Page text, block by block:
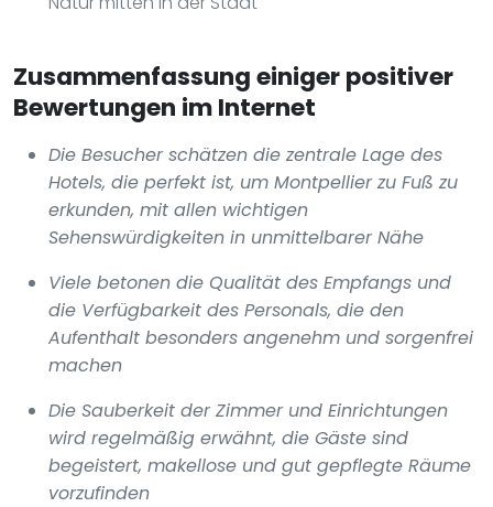
Zusammenfassung einiger positiver
Bewertungen im Internet
Die Besucher schätzen die zentrale Lage des
Hotels, die perfekt ist, um Montpellier zu Fuß zu
erkunden, mit allen wichtigen
Sehenswürdigkeiten in unmittelbarer Nähe
Viele betonen die Qualität des Empfangs und
die Verfügbarkeit des Personals, die den
Aufenthalt besonders angenehm und sorgenfrei
machen
Die Sauberkeit der Zimmer und Einrichtungen
wird regelmäßig erwähnt, die Gäste sind
begeistert, makellose und gut gepflegte Räume
vorzufinden